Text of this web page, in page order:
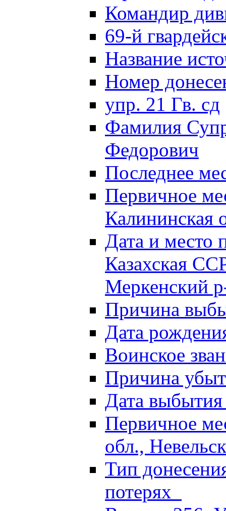
Командир
69-й
Название
Номер
упр. 21 Гв. сд
Фамилия
Федорович
Последнее
Первичное
Калининская
Дата и
Казахская
Меркенский
Причина
Дата
Воинское
Причина
Дата
Первичное
обл.,
Тип
потерях